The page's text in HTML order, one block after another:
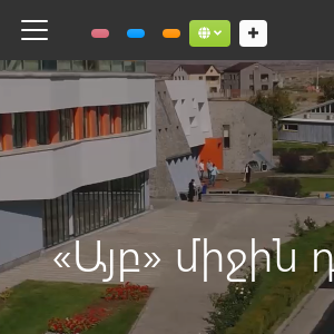
Toggle navigation Social links
«Այբ» միջին